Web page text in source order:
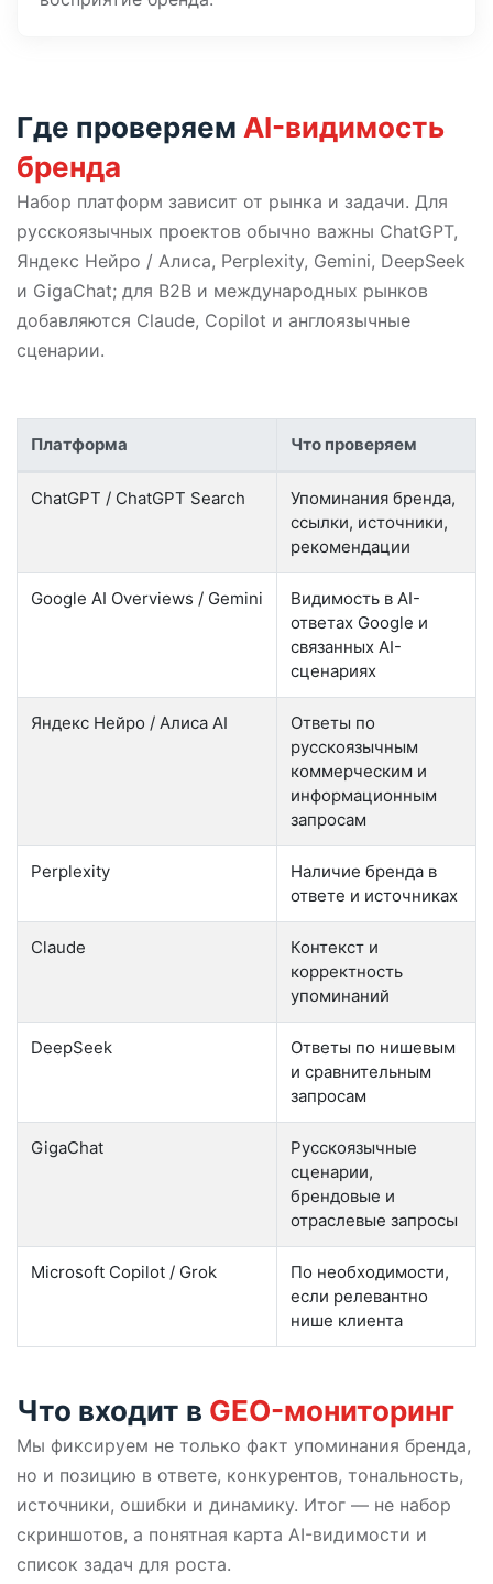
Где проверяем AI-видимость
бренда
Набор платформ зависит от рынка и задачи. Для
русскоязычных проектов обычно важны ChatGPT,
Яндекс Нейро / Алиса, Perplexity, Gemini, DeepSeek
и GigaChat; для B2B и международных рынков
добавляются Claude, Copilot и англоязычные
сценарии.
Платформа Что проверяем
ChatGPT / ChatGPT Search
Упоминания бренда,
ссылки, источники,
рекомендации
Google AI Overviews / Gemini
Видимость в AI-
ответах Google и
связанных AI-
сценариях
Яндекс Нейро / Алиса AI
Ответы по
русскоязычным
коммерческим и
информационным
запросам
Perplexity
Наличие бренда в
ответе и источниках
Claude
Контекст и
корректность
упоминаний
DeepSeek
Ответы по нишевым
и сравнительным
запросам
GigaChat
Русскоязычные
сценарии,
брендовые и
отраслевые запросы
Microsoft Copilot / Grok
По необходимости,
если релевантно
нише клиента
Что входит в GEO-мониторинг
Мы фиксируем не только факт упоминания бренда,
но и позицию в ответе, конкурентов, тональность,
источники, ошибки и динамику. Итог — не набор
скриншотов, а понятная карта AI-видимости и
список задач для роста.